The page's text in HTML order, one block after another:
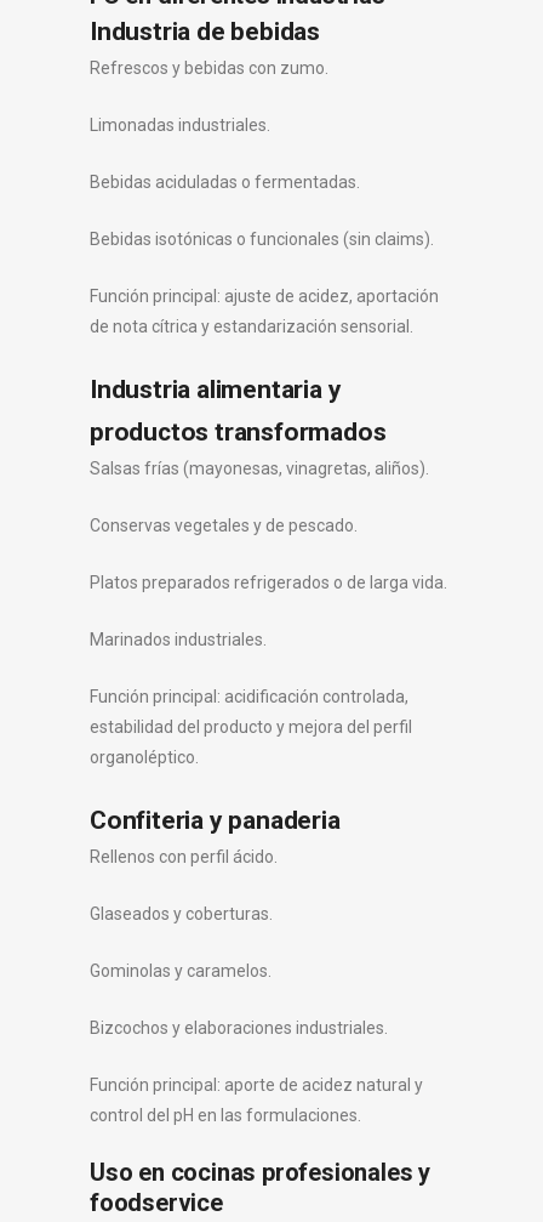
Industria de bebidas
Refrescos y bebidas con zumo.
Limonadas industriales.
Bebidas aciduladas o fermentadas.
Bebidas isotónicas o funcionales (sin claims).
Función principal: ajuste de acidez, aportación
de nota cítrica y estandarización sensorial.
Industria alimentaria y
productos transformados
Salsas frías (mayonesas, vinagretas, aliños).
Conservas vegetales y de pescado.
Platos preparados refrigerados o de larga vida.
Marinados industriales.
Función principal: acidificación controlada,
estabilidad del producto y mejora del perfil
organoléptico.
Confiteria y panaderia
Rellenos con perfil ácido.
Glaseados y coberturas.
Gominolas y caramelos.
Bizcochos y elaboraciones industriales.
Función principal: aporte de acidez natural y
control del pH en las formulaciones.
Uso en cocinas profesionales y
foodservice